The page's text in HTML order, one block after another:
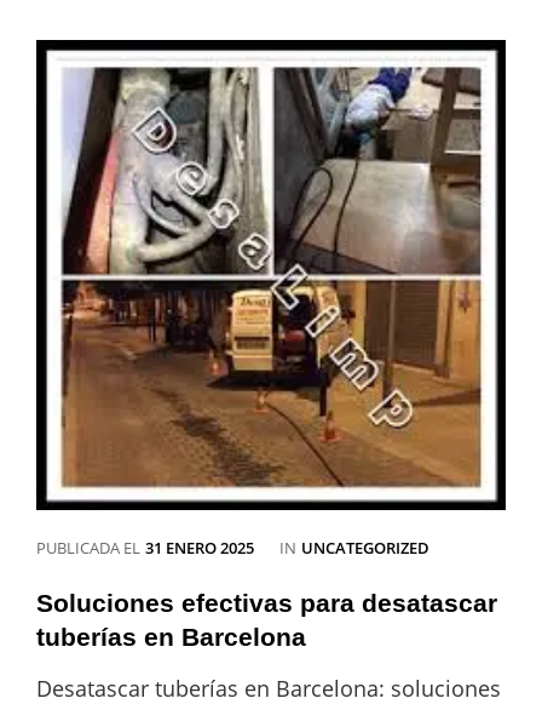
PUBLICADA EL 31 ENERO 2025 IN CATEGORÍAS
UNCATEGORIZED
Soluciones efectivas para desatascar
tuberías en Barcelona
Desatascar tuberías en Barcelona: soluciones